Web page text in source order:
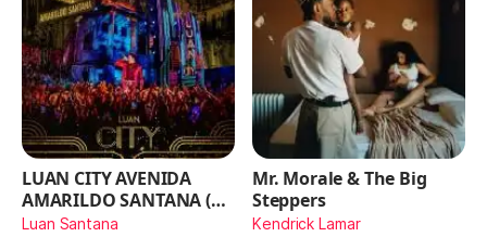
LUAN CITY AVENIDA
AMARILDO SANTANA (Ao
Vivo)
Luan Santana
Mr. Morale & The Big
Steppers
Kendrick Lamar